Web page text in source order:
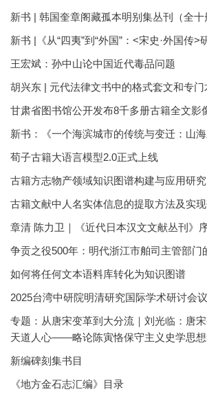
新书 | 韩国奎章阁藏孤本明别集丛刊（全十
新书 |《从“四夷”到“外国”：<宋史·外国传>
王宏斌：孙中山论中国近代毒品问题
胡兴东 | 元代法律文书中的格式套文和专门
甘肃省图书馆公开发布8千多册古籍全文影
新书：《一个海滨城市的传统与变迁：山海
荀子古籍大语言模型2.0正式上线
古籍方志物产领域知识图谱构建与应用研究
古籍文献中人名实体信息的提取方法及实
章清 陈力卫｜《近代日本汉文文献丛刊》
争贡之役500年：明代浙江市舶司主管部门
如何将任何文本语料库转化为知识图谱
2025台湾中研院明清研究国际学术研讨会
专题：从唐宋变革到大分流｜刘光临：唐
天道人心——略论陈寅恪保守主义史学思想
新编碑刻集书目
《地方金石志汇编》目录